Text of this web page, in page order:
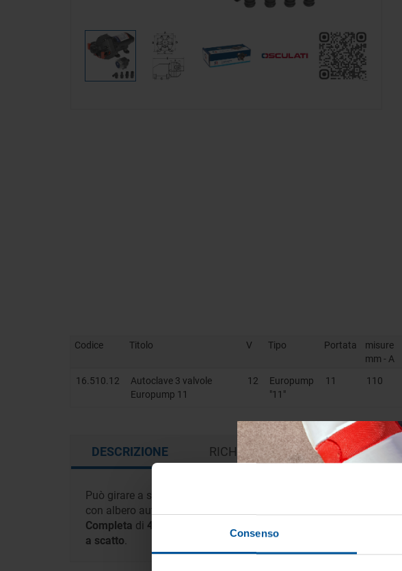
Consenso
Codice Titolo V Tipo Portata
misure
mm - A
16.510.12
Autoclave 3 valvole
Europump 11
12
Europump
"11"
11 110
DESCRIZIONE RICHIEDI INFORMAZIONI
Può girare a secco senza rovinarsi. Esente da vibrazioni, molto
con albero autolubrificante. Protezione termica sul motore che la
Completa di 4 raccordi
a scatto.